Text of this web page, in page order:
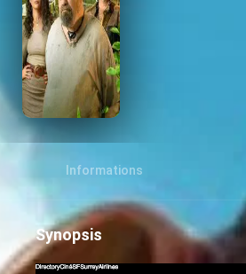
Informations
Synopsis